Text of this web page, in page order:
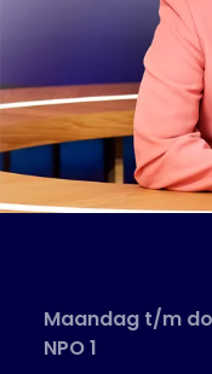
Maandag t/m
NPO 1